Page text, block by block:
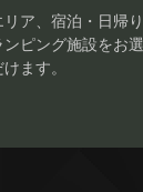
リア、宿泊・日帰
ンピング施設をお
けます。